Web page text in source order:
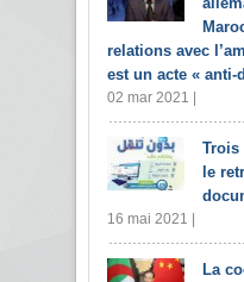
relations avec
est un acte «
02 mar 2021 |
Trois
le
16 mai 2021 |
La